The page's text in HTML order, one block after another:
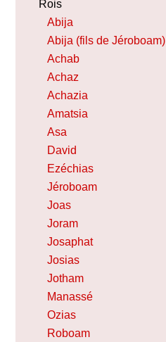
Rois
Abija
Abija (fils de Jéroboam)
Achab
Achaz
Achazia
Amatsia
Asa
David
Ezéchias
Jéroboam
Joas
Joram
Josaphat
Josias
Jotham
Manassé
Ozias
Roboam